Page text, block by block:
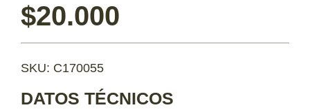
$20.000
SKU: C170055
DATOS TÉCNICOS